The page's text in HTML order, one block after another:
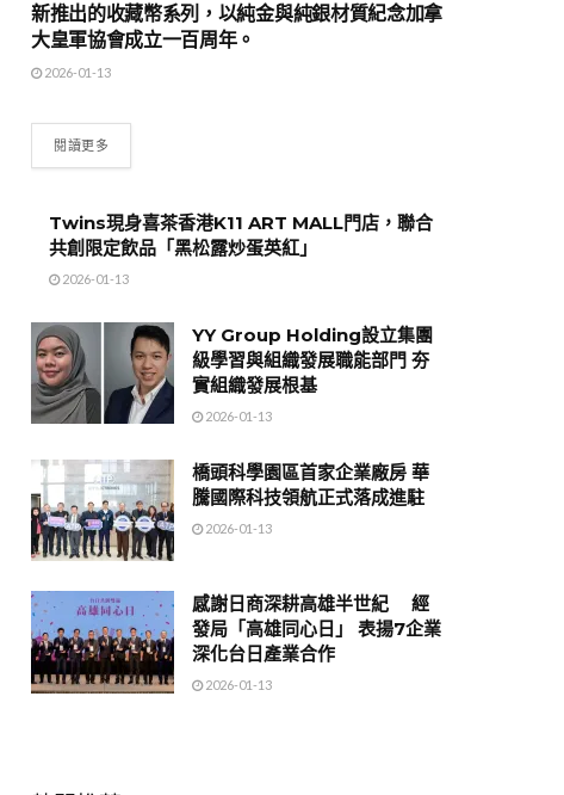
新推出的收藏幣系列，以純金與純銀材質紀念加拿
大皇軍協會成立一百周年。
2026-01-13
閱讀更多
Twins現身喜茶香港K11 ART MALL門店，聯合
共創限定飲品「黑松露炒蛋英紅」
2026-01-13
YY Group Holding設立集團
級學習與組織發展職能部門 夯
實組織發展根基
2026-01-13
橋頭科學園區首家企業廠房 華
騰國際科技領航正式落成進駐
2026-01-13
感謝日商深耕高雄半世紀 經
發局「高雄同心日」 表揚7企業
深化台日產業合作
2026-01-13